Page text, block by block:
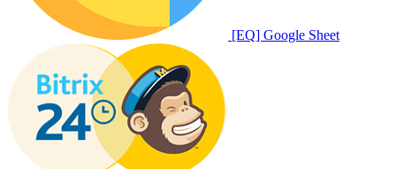
[EQ] Google Sheet